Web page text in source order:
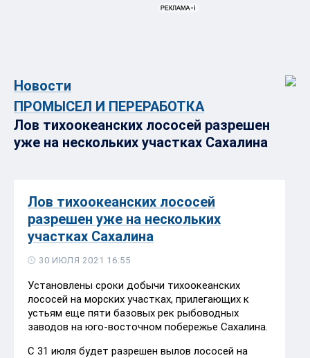
Новости
ПРОМЫСЕЛ И ПЕРЕРАБОТКА
Лов тихоокеанских лососей разрешен
уже на нескольких участках Сахалина
Лов тихоокеанских лососей
разрешен уже на нескольких
участках Сахалина
30 ИЮЛЯ 2021 16:55
Установлены сроки добычи тихоокеанских
лососей на морских участках, прилегающих к
устьям еще пяти базовых рек рыбоводных
заводов на юго-восточном побережье Сахалина.
С 31 июля будет разрешен вылов лососей на